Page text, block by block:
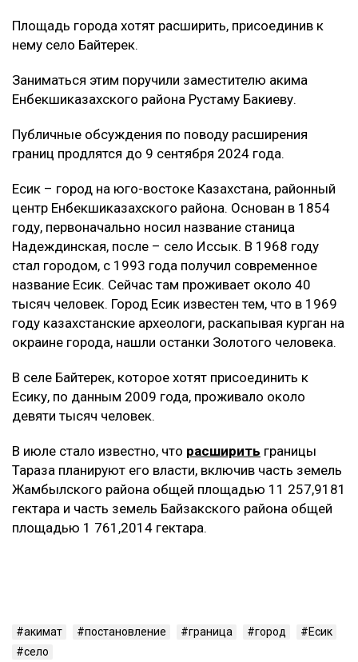
Площадь города хотят расширить, присоединив к
нему село Байтерек.
Заниматься этим поручили заместителю акима
Енбекшиказахского района Рустаму Бакиеву.
Публичные обсуждения по поводу расширения
границ продлятся до 9 сентября 2024 года.
Есик – город на юго-востоке Казахстана, районный
центр Енбекшиказахского района. Основан в 1854
году, первоначально носил название станица
Надеждинская, после – село Иссык. В 1968 году
стал городом, с 1993 года получил современное
название Есик. Сейчас там проживает около 40
тысяч человек. Город Есик известен тем, что в 1969
году казахстанские археологи, раскапывая курган на
окраине города, нашли останки Золотого человека.
В селе Байтерек, которое хотят присоединить к
Есику, по данным 2009 года, проживало около
девяти тысяч человек.
В июле стало известно, что расширить границы
Тараза планируют его власти, включив часть земель
Жамбылского района общей площадью 11 257,9181
гектара и часть земель Байзакского района общей
площадью 1 761,2014 гектара.
акимат постановление граница город
Есик
село